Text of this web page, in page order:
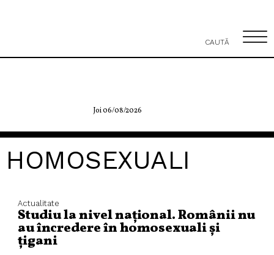
Joi 06/08/2026
CAUTĂ
HOMOSEXUALI
Actualitate
Studiu la nivel național. Românii nu
au încredere în homosexuali și
țigani